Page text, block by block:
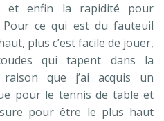
et enfin la rapidité pour
Pour ce qui est du fauteuil
plus c’est facile de jouer,
qui tapent dans la
que j’ai acquis un
pour le tennis de table et
pour être le plus haut